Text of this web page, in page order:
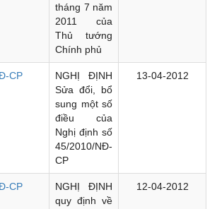
tháng 7 năm
2011 của
Thủ tướng
Chính phủ
CP
NGHỊ ĐỊNH
Sửa đổi, bổ
sung một số
điều của
Nghị định số
45/2010/NĐ-
CP
13-04-2012
CP
NGHỊ ĐỊNH
quy định về
12-04-2012